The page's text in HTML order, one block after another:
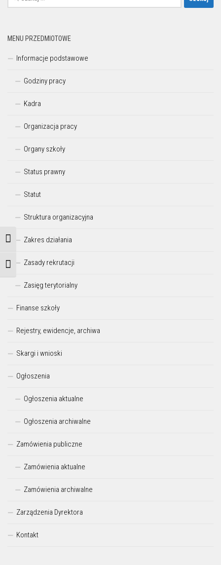
Przełącz wysoki kontrast
Zmień rozmiar czcionek
MENU PRZEDMIOTOWE
Informacje podstawowe
Godziny pracy
Kadra
Organizacja pracy
Organy szkoły
Status prawny
Statut
Struktura organizacyjna
Zakres działania
Zasady rekrutacji
Zasięg terytorialny
Finanse szkoły
Rejestry, ewidencje, archiwa
Skargi i wnioski
Ogłoszenia
Ogłoszenia aktualne
Ogłoszenia archiwalne
Zamówienia publiczne
Zamówienia aktualne
Zamówienia archiwalne
Zarządzenia Dyrektora
Kontakt